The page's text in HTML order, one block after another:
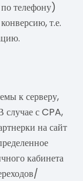
телефону)
т.е.
к серверу,
случае с CPA,
на сайт
кабинета